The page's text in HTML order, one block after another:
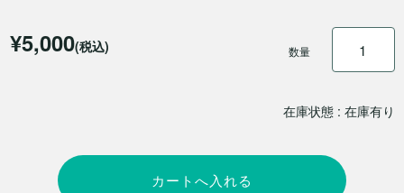
在庫状態 : 在庫有り
¥5,000(税込) 数量